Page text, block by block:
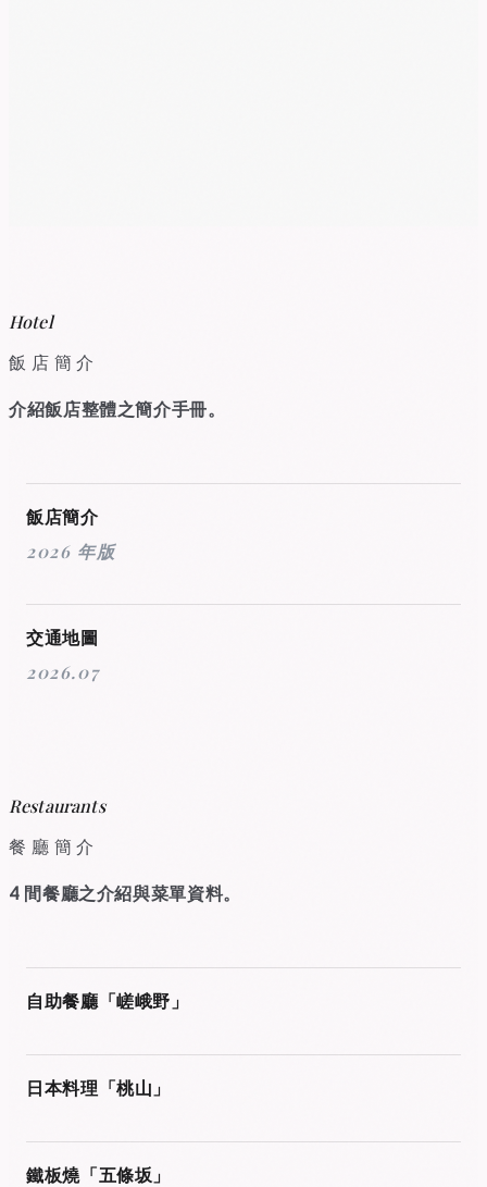
Hotel
飯店簡介
介紹飯店整體之簡介手冊。
飯店簡介
2026 年版
交通地圖
2026.07
Restaurants
餐廳簡介
4 間餐廳之介紹與菜單資料。
自助餐廳「嵯峨野」
日本料理「桃山」
鐵板燒「五條坂」